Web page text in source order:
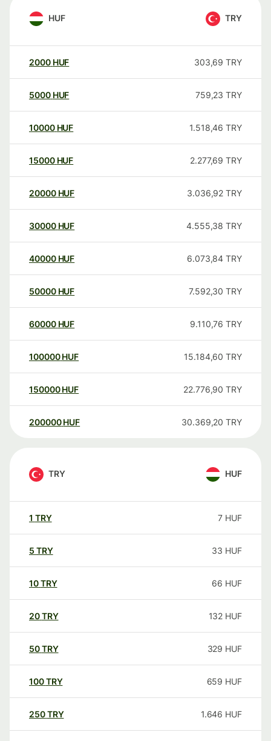
HUF TRY
2000 HUF 303,69 TRY
5000 HUF 759,23 TRY
10000 HUF 1.518,46 TRY
15000 HUF 2.277,69 TRY
20000 HUF 3.036,92 TRY
30000 HUF 4.555,38 TRY
40000 HUF 6.073,84 TRY
50000 HUF 7.592,30 TRY
60000 HUF 9.110,76 TRY
100000 HUF 15.184,60 TRY
150000 HUF 22.776,90 TRY
200000 HUF 30.369,20 TRY
TRY HUF
1 TRY 7 HUF
5 TRY 33 HUF
10TRY 66 HUF
20TRY 132 HUF
50TRY 329 HUF
100TRY 659 HUF
250TRY 1.646 HUF